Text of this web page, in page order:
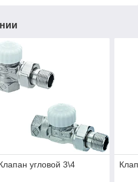
угловой 3\4